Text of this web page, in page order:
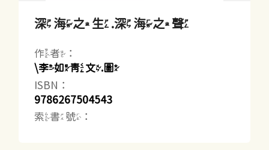
深海之生.深海之聲
作者：
\李如青文.圖
ISBN：
9786267504543
索書號：